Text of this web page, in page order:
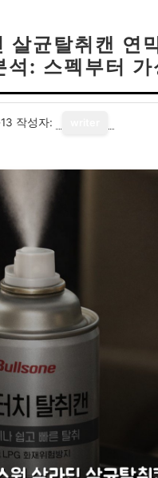
균탈취캔 연
: 스펙부터 가
작성자: